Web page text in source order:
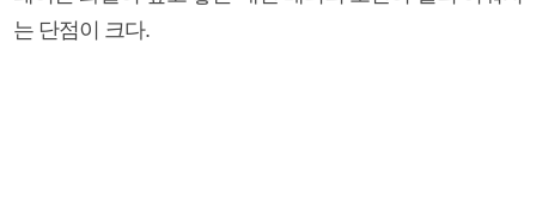
는 단점이 크다.